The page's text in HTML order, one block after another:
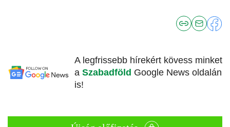
A legfrissebb hírekért kövess minket
a Szabadföld Google News oldalán
is!